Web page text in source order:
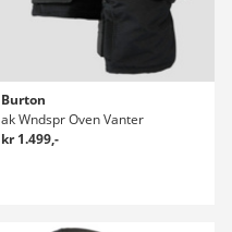
Burton
ak Wndspr Oven Vanter
kr 1.499,-